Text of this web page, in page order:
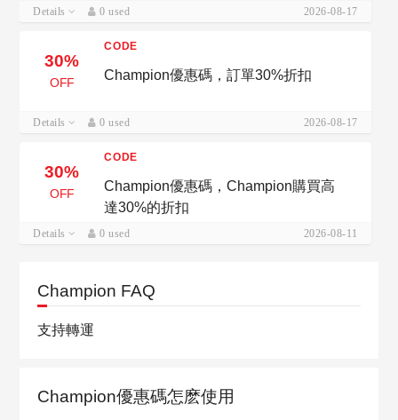
Details 0 used 2026-08-17
30%
OFF
CODE
Champion優惠碼，訂單30%折扣
Details 0 used 2026-08-17
30%
OFF
CODE
Champion優惠碼，Champion購買高
達30%的折扣
Details 0 used 2026-08-11
Champion FAQ
支持轉運
Champion優惠碼怎麽使用